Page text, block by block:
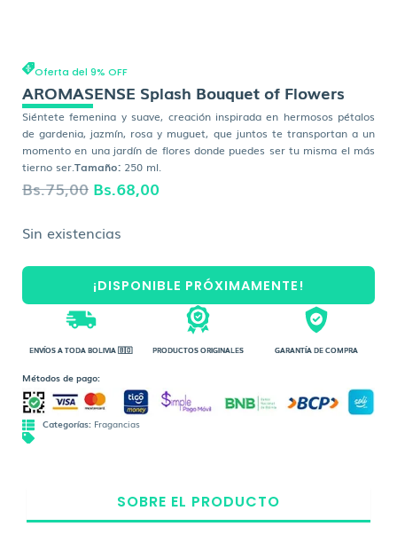
Oferta del 9% OFF
AROMASENSE Splash Bouquet of Flowers
Siéntete femenina y suave, creación inspirada en hermosos pétalos
de gardenia, jazmín, rosa y muguet, que juntos te transportan a un
momento en una jardín de flores donde puedes ser tu misma el más
tierno ser.Tamaño: 250 ml.
Bs.75,00 El
original
era:
Bs.75,00.
Bs.68,00
es:
Bs.68,00.
Sin existencias
¡DISPONIBLE PRÓXIMAMENTE!
ENVÍOS A TODA BOLIVIA 🇧🇴 PRODUCTOS ORIGINALES GARANTÍA DE COMPRA
Métodos de pago:
Categorías: Fragancias
SOBRE EL PRODUCTO